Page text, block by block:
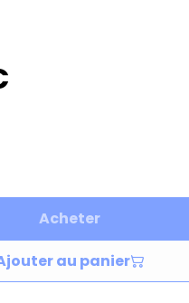
Acheter
au panier